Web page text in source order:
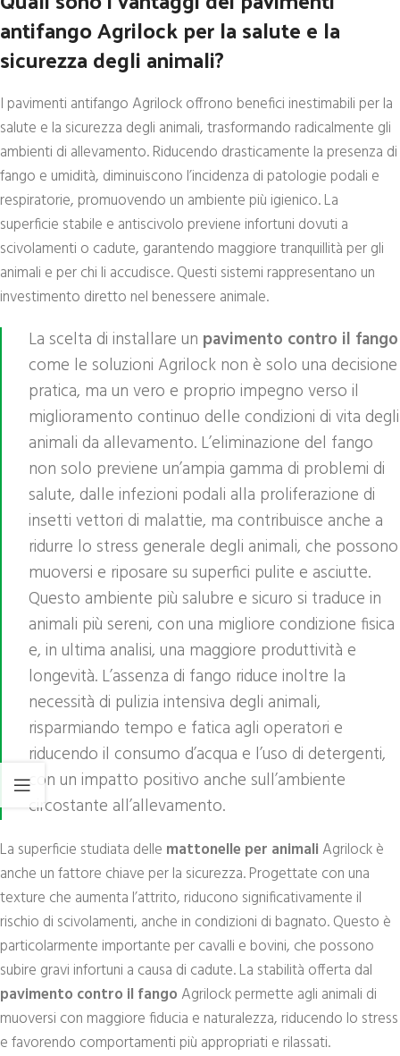
antifango Agrilock per la salute e la
sicurezza degli animali?
I pavimenti antifango Agrilock offrono benefici inestimabili per la
salute e la sicurezza degli animali, trasformando radicalmente gli
ambienti di allevamento. Riducendo drasticamente la presenza di
fango e umidità, diminuiscono l’incidenza di patologie podali e
respiratorie, promuovendo un ambiente più igienico. La
superficie stabile e antiscivolo previene infortuni dovuti a
scivolamenti o cadute, garantendo maggiore tranquillità per gli
animali e per chi li accudisce. Questi sistemi rappresentano un
investimento diretto nel benessere animale.
La scelta di installare un pavimento contro il fango
come le soluzioni Agrilock non è solo una decisione
pratica, ma un vero e proprio impegno verso il
miglioramento continuo delle condizioni di vita degli
animali da allevamento. L’eliminazione del fango
non solo previene un’ampia gamma di problemi di
salute, dalle infezioni podali alla proliferazione di
insetti vettori di malattie, ma contribuisce anche a
ridurre lo stress generale degli animali, che possono
muoversi e riposare su superfici pulite e asciutte.
Questo ambiente più salubre e sicuro si traduce in
animali più sereni, con una migliore condizione fisica
e, in ultima analisi, una maggiore produttività e
longevità. L’assenza di fango riduce inoltre la
necessità di pulizia intensiva degli animali,
risparmiando tempo e fatica agli operatori e
riducendo il consumo d’acqua e l’uso di detergenti,
con un impatto positivo anche sull’ambiente
circostante all’allevamento.
La superficie studiata delle mattonelle per animaliAgrilock è
anche un fattore chiave per la sicurezza. Progettate con una
texture che aumenta l’attrito, riducono significativamente il
rischio di scivolamenti, anche in condizioni di bagnato. Questo è
particolarmente importante per cavalli e bovini, che possono
subire gravi infortuni a causa di cadute. La stabilità offerta dal
pavimento contro il fangoAgrilock permette agli animali di
muoversi con maggiore fiducia e naturalezza, riducendo lo stress
e favorendo comportamenti più appropriati e rilassati.